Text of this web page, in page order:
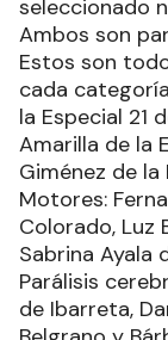
seleccionado
Ambos son
Estos son
cada
la Especial 21
Amarilla de la
Giménez de la
Motores:
Colorado, Luz
Sabrina Ayala
Parálisis
de Ibarreta,